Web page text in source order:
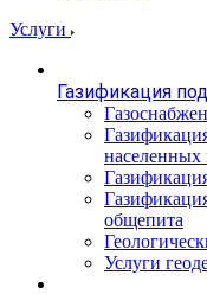
Услуги
Газификация
населенных
общепита
Услуги